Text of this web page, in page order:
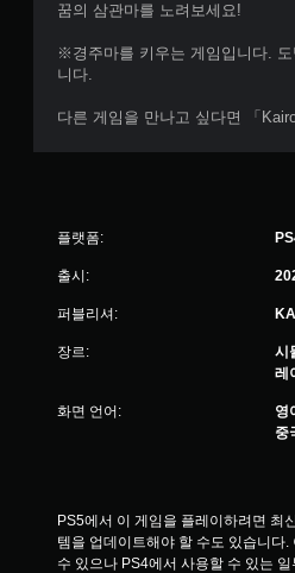
꿈의 삼관마를 노려보세요!
※경주마를 키우는 게임입니다.
니다.
다른 게임을 만나고 싶다면 「
플랫폼:
출시:
퍼블리셔:
장르:
시
레
화면 언어:
영
중
PS5에서 이 게임을 플레이하려면 최
템을 업데이트해야 할 수도 있습니다
수 있으나 PS4에서 사용할 수 있는